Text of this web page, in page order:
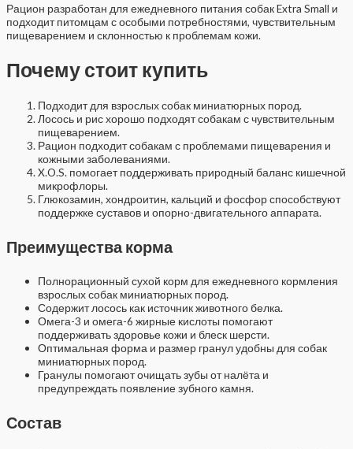
Рацион разработан для ежедневного питания собак Extra Small и
подходит питомцам с особыми потребностями, чувствительным
пищеварением и склонностью к проблемам кожи.
Почему стоит купить
Подходит для взрослых собак миниатюрных пород.
Лосось и рис хорошо подходят собакам с чувствительным
пищеварением.
Рацион подходит собакам с проблемами пищеварения и
кожными заболеваниями.
X.O.S. помогает поддерживать природный баланс кишечной
микрофлоры.
Глюкозамин, хондроитин, кальций и фосфор способствуют
поддержке суставов и опорно-двигательного аппарата.
Преимущества корма
Полнорационный сухой корм для ежедневного кормления
взрослых собак миниатюрных пород.
Содержит лосось как источник животного белка.
Омега-3 и омега-6 жирные кислоты помогают
поддерживать здоровье кожи и блеск шерсти.
Оптимальная форма и размер гранул удобны для собак
миниатюрных пород.
Гранулы помогают очищать зубы от налёта и
предупреждать появление зубного камня.
Состав